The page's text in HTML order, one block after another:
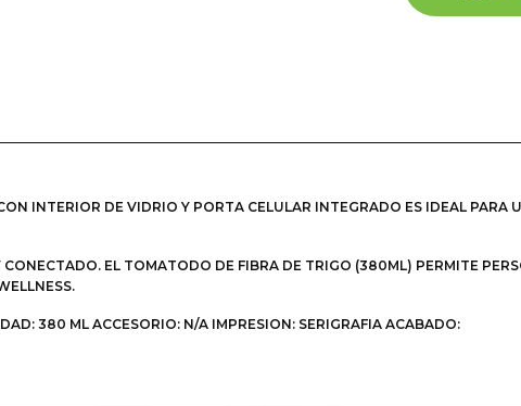
INTERIOR DE VIDRIO Y PORTA CELULAR INTEGRADO ES IDEAL PARA
EL TOMATODO DE FIBRA DE TRIGO (380ML) PERMITE
380 ML ACCESORIO: N/A IMPRESION: SERIGRAFIA ACABADO: